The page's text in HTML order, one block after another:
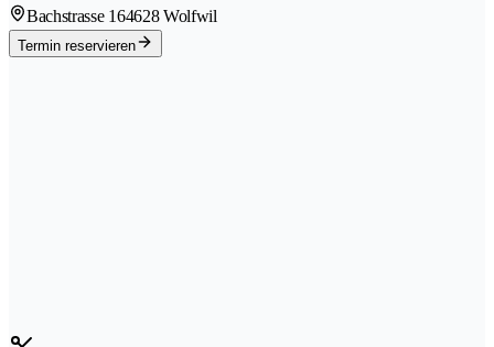
Bachstrasse 164628 Wolfwil
Termin reservieren